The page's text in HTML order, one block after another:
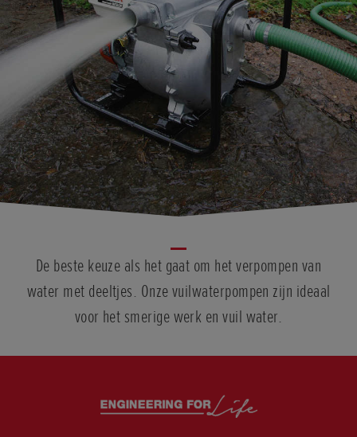
De beste keuze als het gaat om het verpompen van
water met deeltjes. Onze vuilwaterpompen zijn ideaal
voor het smerige werk en vuil water.